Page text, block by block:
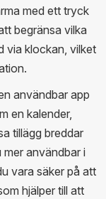
med ett tryck
begränsa vilka
via klockan, vilket
användbar app
en kalender,
tillägg breddar
användbar i
vara säker på att
hjälper till att